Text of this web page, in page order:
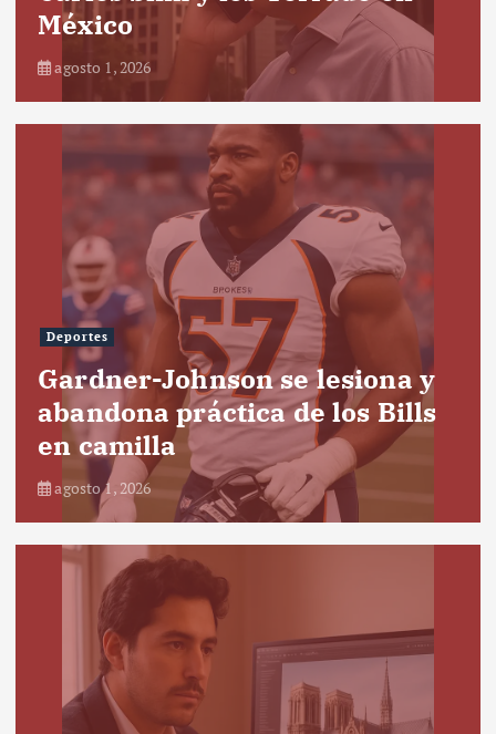
México
agosto 1, 2026
Deportes
Gardner-Johnson se lesiona y
abandona práctica de los Bills
en camilla
agosto 1, 2026